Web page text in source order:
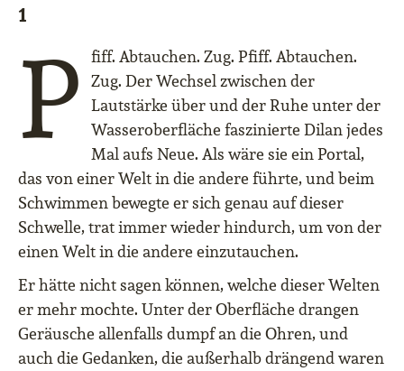
1
P
fiff. Abtauchen. Zug. Pfiff. Abtauchen.
Zug. Der Wechsel zwischen der
Lautstärke über und der Ruhe unter der
Wasseroberfläche faszinierte Dilan jedes
Mal aufs Neue. Als wäre sie ein Portal,
das von einer Welt in die andere führte, und beim
Schwimmen bewegte er sich genau auf dieser
Schwelle, trat immer wieder hindurch, um von der
einen Welt in die andere einzutauchen.
Er hätte nicht sagen können, welche dieser Welten
er mehr mochte. Unter der Oberfläche drangen
Geräusche allenfalls dumpf an die Ohren, und
auch die Gedanken, die außerhalb drängend waren